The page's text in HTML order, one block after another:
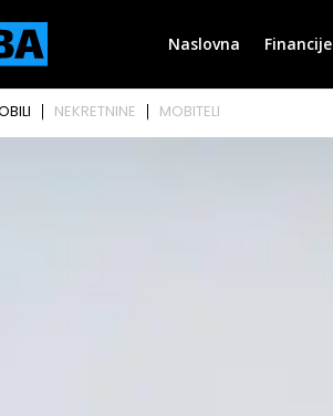
Naslovna Financije